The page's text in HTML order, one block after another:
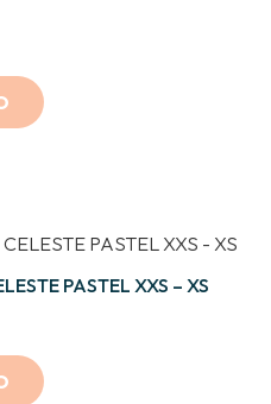
PASTEL XXS – XS